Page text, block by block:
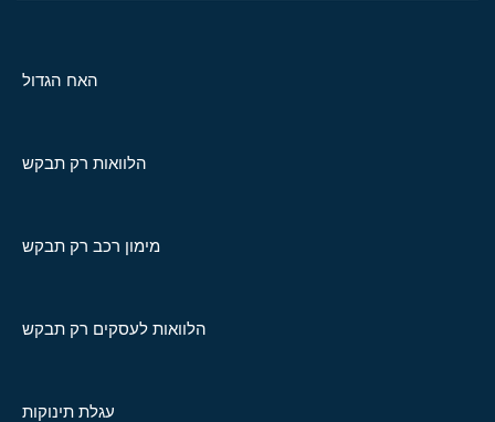
האח הגדול
הלוואות רק תבקש
מימון רכב רק תבקש
הלוואות לעסקים רק תבקש
עגלת תינוקות